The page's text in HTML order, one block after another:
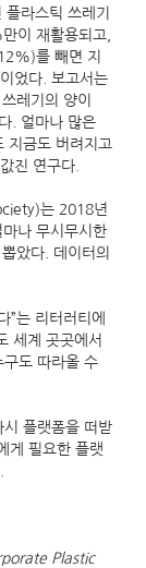
라스틱 쓰레기
이 재활용되고,
를 빼면 지
었다. 보고서는
레기의 양이
. 얼마나 많은
지금도 버려지고
진 연구다.
는 2018년
나 무시무시한
았다. 데이터의
”는 리터러티에
세계 곳곳에서
구도 따라올 수
플랫폼을 떠받
게 필요한 플랫
Plastic